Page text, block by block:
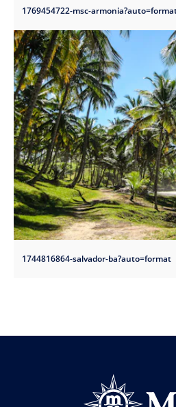
1769454722-msc-
1744816864-salvador-ba?auto=format